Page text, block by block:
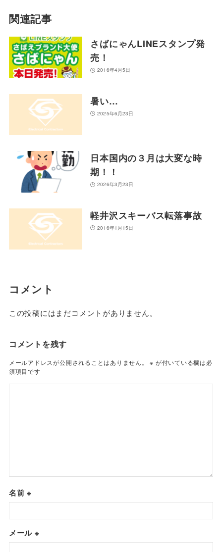
関連記事
さばにゃんLINEスタンプ発
売！
2016年4月5日
暑い…
2025年6月23日
日本国内の３月は大変な時
期！！
2026年3月23日
軽井沢スキーバス転落事故
2016年1月15日
コメント
この投稿にはまだコメントがありません。
コメントを残す
メールアドレスが公開されることはありません。 ※ が付いている欄は必
須項目です
名前※
メール ※